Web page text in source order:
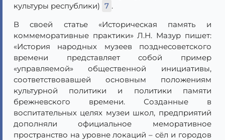
культуры республики) 7 .
В своей статье «Историческая память и
коммеморативные практики» Л.Н. Мазур пишет:
«История народных музеев позднесоветского
времени представляет собой пример
«управляемой» общественной инициативы,
соответствовавшей основным положениям
культурной политики и политики памяти
брежневского времени. Созданные в
воспитательных целях музеи школ, предприятий
дополняли официальное меморативное
пространство на уровне локаций – сёл и городов